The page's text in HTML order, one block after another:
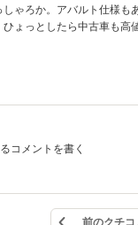
ゃろか。アバルト仕様も
ょっとしたら中古車も高
コメントを書く
前のクチコ